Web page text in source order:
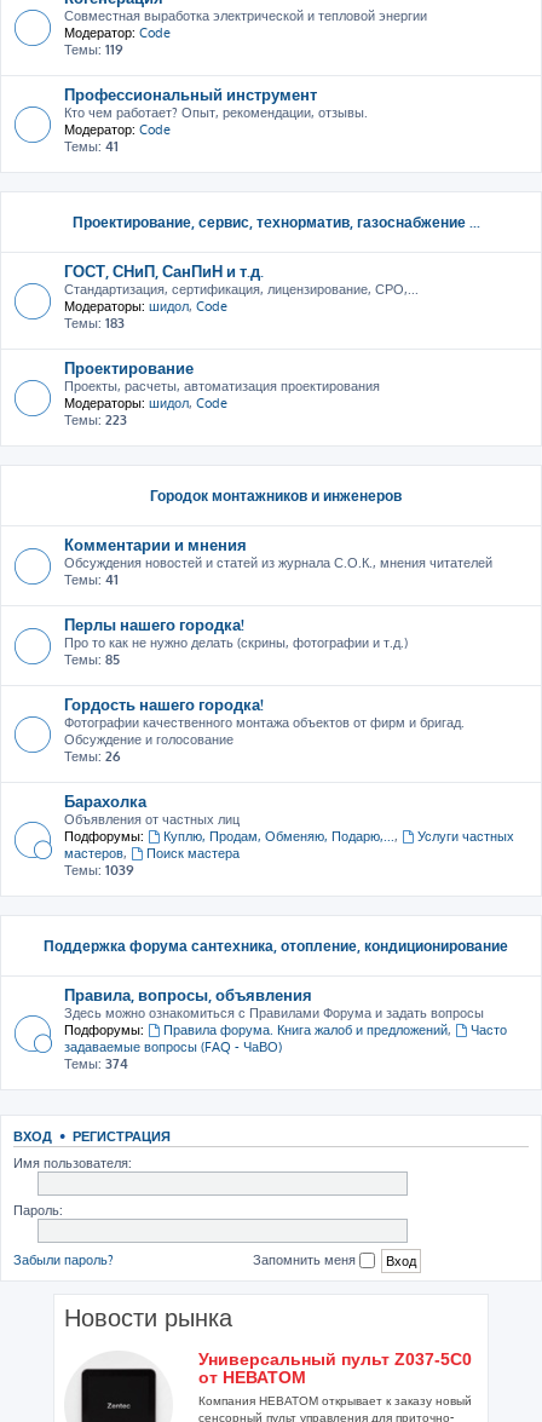
Совместная выработка электрической и тепловой энергии
Модератор: Code
Темы: 119
Профессиональный инструмент
Кто чем работает? Опыт, рекомендации, отзывы.
Модератор: Code
Темы: 41
Проектирование, сервис, тeхнорматив, газоснабжение ...
ГОСТ, СНиП, СанПиН и т.д.
Стандартизация, сертификация, лицензирование, СРО,...
Модераторы: шидол, Code
Темы: 183
Проектирование
Проекты, расчеты, автоматизация проектирования
Модераторы: шидол, Code
Темы: 223
Городок монтажников и инженеров
Комментарии и мнения
Обсуждения новостей и статей из журнала С.О.К., мнения читателей
Темы: 41
Перлы нашего городка!
Про то как не нужно делать (скрины, фотографии и т.д.)
Темы: 85
Гордость нашего городка!
Фотографии качественного монтажа объектов от фирм и бригад.
Обсуждение и голосование
Темы: 26
Барахолка
Объявления от частных лиц
Подфорумы:
Куплю, Продам, Обменяю, Подарю,...,
Услуги частных
мастеров,
Поиск мастера
Темы: 1039
Поддержка форума сантехника, отопление, кондиционирование
Правила, вопросы, объявления
Здесь можно ознакомиться с Правилами Форума и задать вопросы
Подфорумы:
Правила форума. Книга жалоб и предложений,
Часто
задаваемые вопросы (FAQ - ЧаВО)
Темы: 374
ВХОД • РЕГИСТРАЦИЯ
Имя пользователя:
Пароль:
Забыли пароль? Запомнить меня
Новости рынка
Универсальный пульт Z037-5C0
от НЕВАТОМ
Компания НЕВАТОМ открывает к заказу новый
сенсорный пульт управления для приточно-